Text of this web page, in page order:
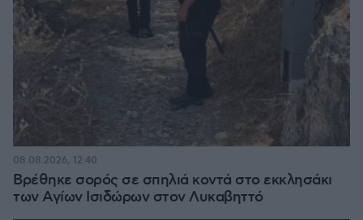
Βρέθηκε σορός σε σπηλιά κοντά στο εκκλησάκι
των Αγίων Ισιδώρων στον Λυκαβηττό
08.08.2026, 12:40